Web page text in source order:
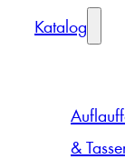
Katalog
&